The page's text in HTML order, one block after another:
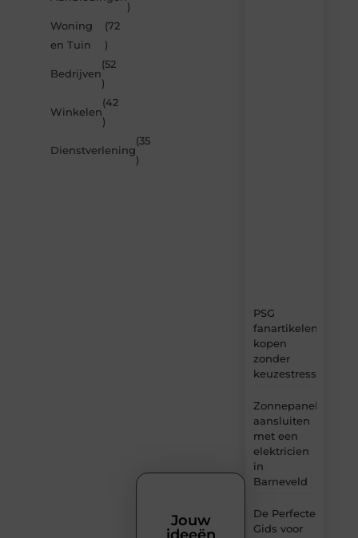
)
Woning
en Tuin
(72
)
Bedrijven
(52
)
Winkelen
(42
)
Dienstverlening
(35
)
PSG
fanartikelen
kopen
zonder
keuzestress
Zonnepanelen
aansluiten
met een
elektricien
in
Barneveld
De Perfecte
Gids voor
Jouw